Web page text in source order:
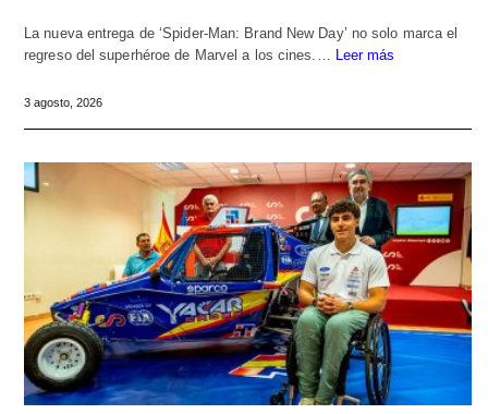
La nueva entrega de ‘Spider-Man: Brand New Day’ no solo marca el
regreso del superhéroe de Marvel a los cines.…
Leer más
3 agosto, 2026